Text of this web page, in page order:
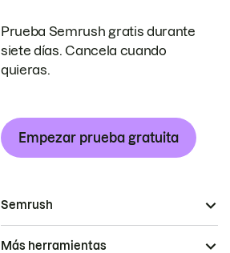
Prueba Semrush gratis durante
siete días. Cancela cuando
quieras.
Empezar prueba gratuita
Semrush
Más herramientas